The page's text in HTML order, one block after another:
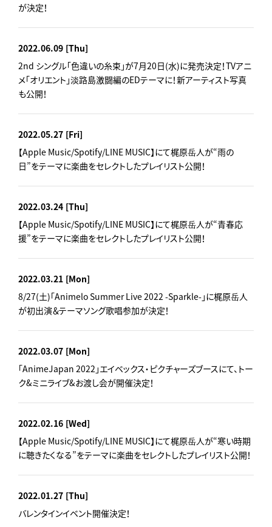
が決定！
2022.06.09 [Thu]
2nd シングル「色違いの糸束」が7月20日(水)に発売決定！TVアニ
メ「オリエント」淡路島激闘編のEDテーマに！新アーティスト写真
も公開！
2022.05.27 [Fri]
【Apple Music/Spotify/LINE MUSIC】にて梶原岳人が“雨の
日”をテーマに楽曲をセレクトしたプレイリスト公開！
2022.03.24 [Thu]
【Apple Music/Spotify/LINE MUSIC】にて梶原岳人が“青春応
援”をテーマに楽曲をセレクトしたプレイリスト公開！
2022.03.21 [Mon]
8/27(土)「Animelo Summer Live 2022 -Sparkle-」に梶原岳人
が初出演＆テーマソング歌唱参加が決定！
2022.03.07 [Mon]
「AnimeJapan 2022」エイベックス・ピクチャーズブースにて、トー
ク&ミニライブ&お渡し会が開催決定！
2022.02.16 [Wed]
【Apple Music/Spotify/LINE MUSIC】にて梶原岳人が“寒い時期
に聴きたくなる”をテーマに楽曲をセレクトしたプレイリスト公開！
2022.01.27 [Thu]
バレンタインイベント開催決定！